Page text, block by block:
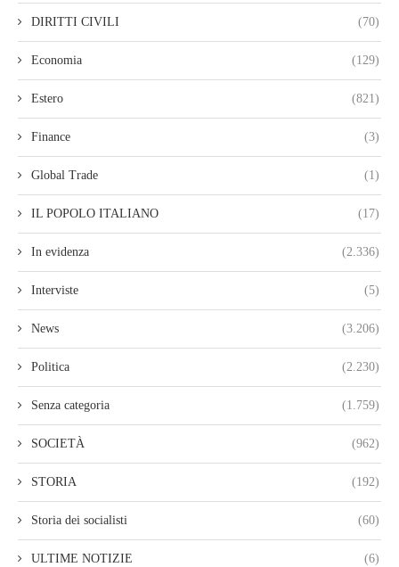
DIRITTI CIVILI (70)
Economia (129)
Estero (821)
Finance (3)
Global Trade (1)
IL POPOLO ITALIANO (17)
In evidenza (2.336)
Interviste (5)
News (3.206)
Politica (2.230)
Senza categoria (1.759)
SOCIETÀ (962)
STORIA (192)
Storia dei socialisti (60)
ULTIME NOTIZIE (6)